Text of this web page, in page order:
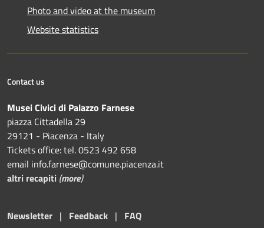
Photo and video at the museum
Website statistics
Contact us
Musei Civici di Palazzo Farnese
piazza Cittadella 29
29121 - Piacenza - Italy
Tickets office: tel. 0523 492 658
email info.farnese@comune.piacenza.it
altri recapiti (more)
Newsletter | Feedback | FAQ